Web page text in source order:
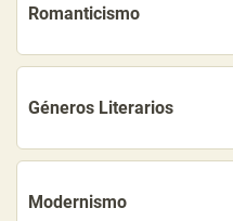
Romanticismo
Géneros Literarios
Modernismo